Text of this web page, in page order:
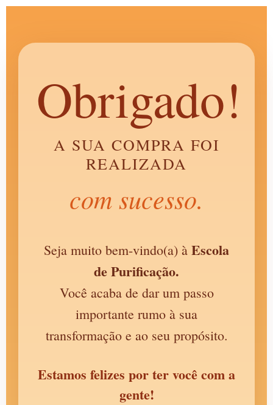
Obrigado!
A SUA COMPRA FOI
REALIZADA
com sucesso.
Seja muito bem-vindo(a) à Escola
de Purificação.
Você acaba de dar um passo
importante rumo à sua
transformação e ao seu propósito.
Estamos felizes por ter você com a
gente!